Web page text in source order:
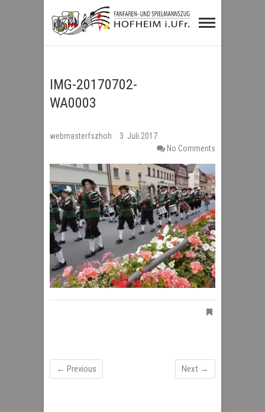
Fanfaren- und
Spielmannszug
IMG-20170702-
WA0003
webmasterfszhoh
3. Juli 2017
No Comments
← Previous Next →